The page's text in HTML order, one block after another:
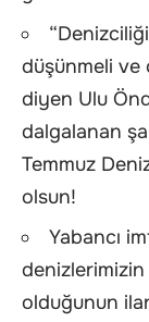
düşünmeli ve
diyen Ulu
dalgalanan
Temmuz
olsun!
Yabancı
olduğunun